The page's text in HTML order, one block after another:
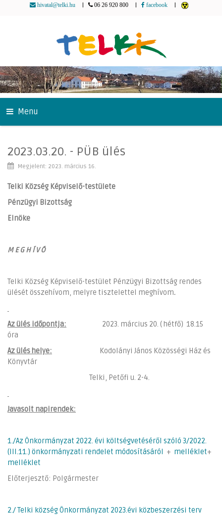
hivatal@telki.hu 06 26 920 800 facebook
Menu
2023.03.20. - PÜB ülés
Megjelent: 2023. március 16.
Telki Község Képviselő-testülete
Pénzügyi Bizottság
Elnöke
M E G H Í V Ó
Telki Község Képviselő-testület Pénzügyi Bizottság rendes
ülését összehívom, melyre tisztelettel meghívom.
Az ülés időpontja: 2023. március 20. ( hétfő) 18.15
óra
Az ülés helye: Kodolányi János Közösségi Ház és
Könyvtár
Telki, Petőfi u. 2-4.
Javasolt napirendek:
1./Az Önkormányzat 2022. évi költségvetéséről szóló 3/2022.
(III.11.) önkormányzati rendelet módosításáról
+ melléklet+
melléklet
Előterjesztő: Polgármester
2./ Telki község Önkormányzat 2023.évi közbeszerzési terv